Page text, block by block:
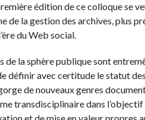
édition de ce colloque se
de la gestion des archives, plus
du Web social.
la sphère publique sont
définir avec certitude le statut
de nouveaux genres
transdisciplinaire dans